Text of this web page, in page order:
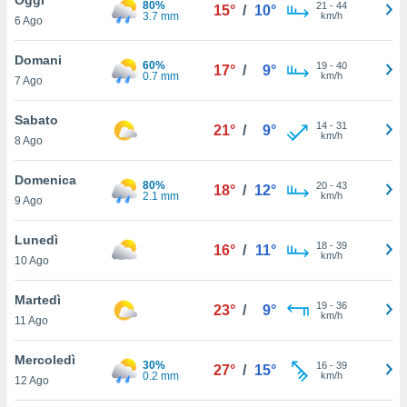
è
al sito
di
ci
di
il
un
la
nella
6 Ago
80%
3.7 mm
15° / 10° 21 - 44
km/h
Domani
7 Ago
60%
0.7 mm
17° / 9° 19- 40
km/h
Sabato
8 Ago
21° / 9° 14- 31
km/h
Domenica
9 Ago
80%
2.1 mm
18° / 12° 20- 43
km/h
Lunedì
10 Ago
16° / 11° 18- 39
km/h
Martedì
11 Ago
23° / 9° 19- 36
km/h
Mercoledì
12 Ago
30%
0.2 mm
27° / 15° 16- 39
km/h